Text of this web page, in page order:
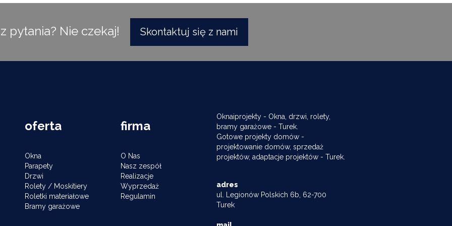
pytania? Nie czekaj! Skontaktuj się z nami
oferta
Okna
Parapety
Drzwi
Rolety / Moskitiery
Roletki materiałowe
Bramy garażowe
firma
O Nas
Nasz zespół
Realizacje
Wyprzedaż
Regulamin
Oknaiprojekty - Okna, drzwi, rolety,
bramy garażowe - Turek.
Gotowe projekty domów -
projektowanie domów, sprzedaż
projektów, adaptacje projektów - Turek.
adres
ul. Legionów Polskich 6b, 62-700
Turek